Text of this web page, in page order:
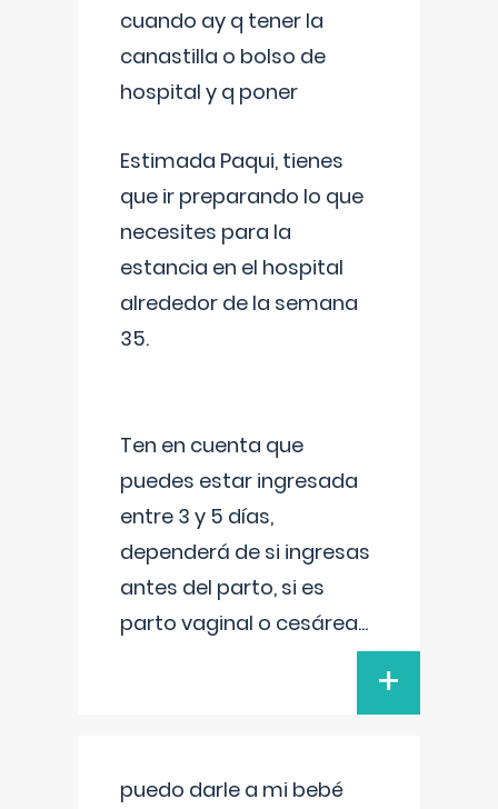
cuando ay q tener la
canastilla o bolso de
hospital y q poner
Estimada Paqui, tienes
que ir preparando lo que
necesites para la
estancia en el hospital
alrededor de la semana
35.
Ten en cuenta que
puedes estar ingresada
entre 3 y 5 días,
dependerá de si ingresas
antes del parto, si es
parto vaginal o cesárea...
+
puedo darle a mi bebé